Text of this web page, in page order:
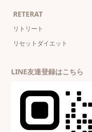
RETERAT
リトリート
リセットダイエット
LINE友達登録はこちら